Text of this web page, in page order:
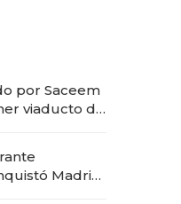
por Saceem
viaducto de
Madrid: